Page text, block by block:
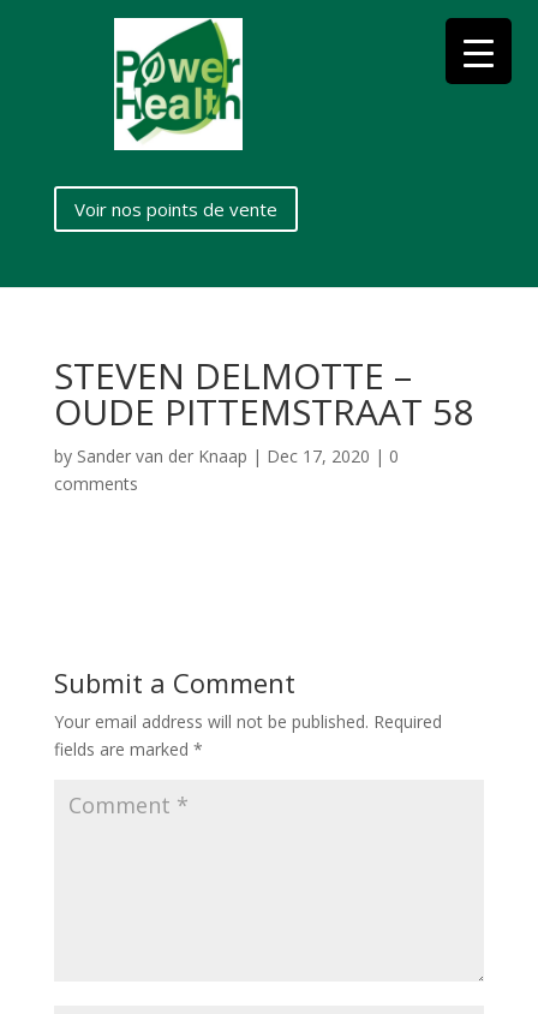
Voir nos points de vente
STEVEN DELMOTTE –
OUDE PITTEMSTRAAT 58
by Sander van der Knaap | Dec 17, 2020 | 0
comments
Submit a Comment
Your email address will not be published. Required
fields are marked *